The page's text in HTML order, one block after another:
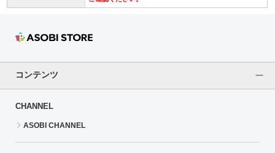
コンテンツ
CHANNEL
ASOBI CHANNEL